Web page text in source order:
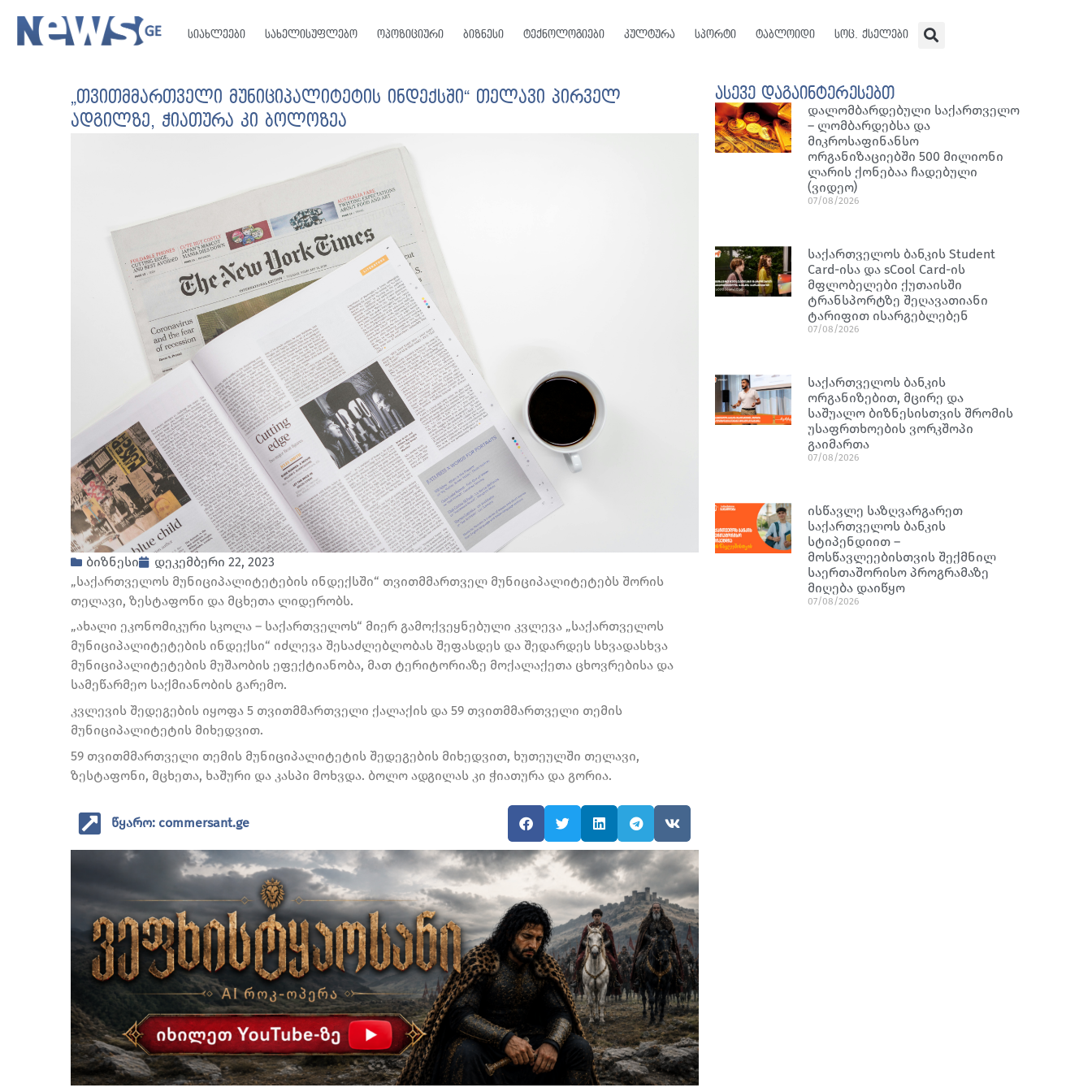
სიახლეები სახელისუფლებო ოპოზიციური ბიზნესი ტექნოლოგიები კულტურა სპორტი ტაბლოიდი სოც. ქსელები
„თვითმმართველი მუნიციპალიტეტის ინდექსში“ თელავი პირველ
ადგილზე, ჭიათურა კი ბოლოზეა
ბიზნესი
დეკემბერი 22, 2023
„საქართველოს მუნიციპალიტეტების ინდექსში“ თვითმმართველ მუნიციპალიტეტებს შორის
თელავი, ზესტაფონი და მცხეთა ლიდერობს.
„ახალი ეკონომიკური სკოლა – საქართველოს“ მიერ გამოქვეყნებული კვლევა „საქართველოს
მუნიციპალიტეტების ინდექსი“ იძლევა შესაძლებლობას შეფასდეს და შედარდეს სხვადასხვა
მუნიციპალიტეტების მუშაობის ეფექტიანობა, მათ ტერიტორიაზე მოქალაქეთა ცხოვრებისა და
სამეწარმეო საქმიანობის გარემო.
კვლევის შედეგების იყოფა 5 თვითმმართველი ქალაქის და 59 თვითმმართველი თემის
მუნიციპალიტეტის მიხედვით.
59 თვითმმართველი თემის მუნიციპალიტეტის შედეგების მიხედვით, ხუთეულში თელავი,
ზესტაფონი, მცხეთა, ხაშური და კასპი მოხვდა. ბოლო ადგილას კი ჭიათურა და გორია.
წყარო: commersant.ge
ასევე დაგაინტერესებთ
დალომბარდებული საქართველო
– ლომბარდებსა და
მიკროსაფინანსო
ორგანიზაციებში 500 მილიონი
ლარის ქონებაა ჩადებული
(ვიდეო)
07/08/2026
საქართველოს ბანკის Student
Card-ისა და sCool Card-ის
მფლობელები ქუთაისში
ტრანსპორტზე შეღავათიანი
ტარიფით ისარგებლებენ
07/08/2026
საქართველოს ბანკის
ორგანიზებით, მცირე და
საშუალო ბიზნესისთვის შრომის
უსაფრთხოების ვორკშოპი
გაიმართა
07/08/2026
ისწავლე საზღვარგარეთ
საქართველოს ბანკის
სტიპენდიით –
მოსწავლეებისთვის შექმნილ
საერთაშორისო პროგრამაზე
მიღება დაიწყო
07/08/2026